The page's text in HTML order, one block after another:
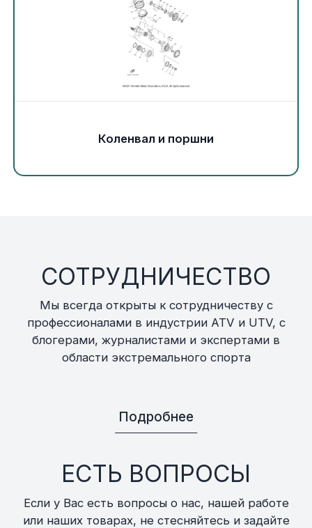
Движители (гребные винты)
Швартовное оборудование
Якорное оборудование
Коленвал и поршни
СОТРУДНИЧЕСТВО
Мы всегда открыты к сотрудничеству с
профессионалами в индустрии ATV и UTV, с
блогерами, журналистами и экспертами в
области экстремального спорта
Подробнее
ЕСТЬ ВОПРОСЫ
Если у Вас есть вопросы о нас, нашей работе
или наших товарах, не стесняйтесь и задайте